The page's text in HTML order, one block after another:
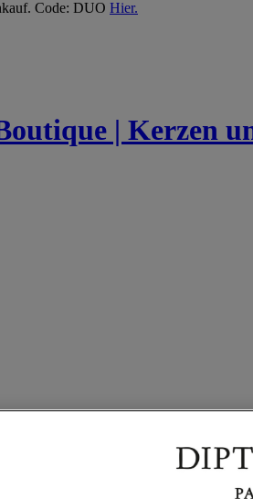
Code: DUO Hier.
| Kerzen